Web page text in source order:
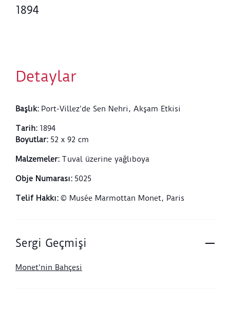
1894
Detaylar
Başlık: Port-Villez’de Sen Nehri, Akşam Etkisi
Tarih: 1894
Boyutlar: 52 x 92 cm
Malzemeler: Tuval üzerine yağlıboya
Obje Numarası: 5025
Telif Hakkı: © Musée Marmottan Monet, Paris
Sergi Geçmişi
Monet'nin Bahçesi